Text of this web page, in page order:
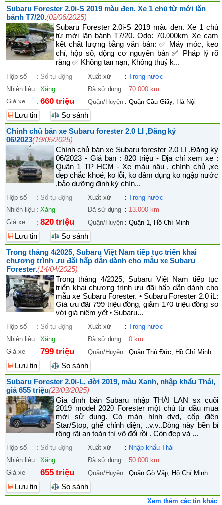
Subaru Forester 2.0i-S 2019 màu đen. Xe 1 chủ từ mới lăn
bánh T7/20.(02/06/2025)
Subaru Forester 2.0i-S 2019 màu đen. Xe 1 chủ
từ mới lăn bánh T7/20. Odo: 70.000km Xe cam
kết chất lượng bằng văn bản: ✅ Máy móc, keo
chỉ, hộp số, động cơ nguyên bản ✅ Pháp lý rõ
ràng ✅ Không tan nạn, Không thuỷ k...
Hộp số : Số tự động Xuất xứ : Trong nước
Nhiên liệu : Xăng Đã sử dụng : 70.000 km
Giá xe
: 660 triệu Quận/Huyện : Quận Cầu Giấy, Hà Nội
Lưu tin
So sánh
Chính chủ bán xe Subaru forester 2.0 LI ,Đăng ký
06/2023(19/05/2025)
Chính chủ bán xe Subaru forester 2.0 LI ,Đăng ký
06/2023 - Giá bán : 820 triệu - Địa chỉ xem xe :
Quận 1 TP HCM - Xe màu nâu , chính chủ ,xe
đẹp chắc khoẻ, ko lỗi, ko đâm đụng ko ngập nước
,bảo dưỡng định kỳ chín...
Hộp số : Số tự động Xuất xứ : Trong nước
Nhiên liệu : Xăng Đã sử dụng : 13.000 km
Giá xe
: 820 triệu Quận/Huyện : Quận 1, Hồ Chí Minh
Lưu tin
So sánh
Trong tháng 4/2025, Subaru Việt Nam tiếp tục triển khai
chương trình ưu đãi hấp dẫn dành cho mẫu xe Subaru
Forester.(14/04/2025)
Trong tháng 4/2025, Subaru Việt Nam tiếp tục
triển khai chương trình ưu đãi hấp dẫn dành cho
mẫu xe Subaru Forester. • Subaru Forester 2.0 iL:
Giá ưu đãi 799 triệu đồng, giảm 170 triệu đồng so
với giá niêm yết • Subaru...
Hộp số : Số tự động Xuất xứ : Trong nước
Nhiên liệu : Xăng Đã sử dụng : 0 km
Giá xe
: 799 triệu Quận/Huyện : Quận Thủ Đức, Hồ Chí Minh
Lưu tin
So sánh
Subaru Forester 2.0i-L, đời 2019, màu Xanh, nhập khẩu Thái,
giá 655 triệu(23/03/2025)
Gia đình bán Subaru nhập THÁI LAN sx cuối
2019 model 2020 Forester một chủ từ đầu mua
mới sử dụng. Có màn hình dvd, cốp điện
Star/Stop, ghế chỉnh điện, ..v.v..Dòng này bền bỉ
rộng rãi an toàn thì vô đối rồi . Còn đẹp và ...
Hộp số : Số tự động Xuất xứ : Nhập khẩu Thái
Nhiên liệu : Xăng Đã sử dụng : 50.000 km
Giá xe
: 655 triệu Quận/Huyện : Quận Gò Vấp, Hồ Chí Minh
Lưu tin So sánh
Xem thêm các tin khác